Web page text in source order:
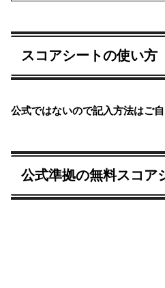
スコアシートの使い方
公式ではないので記入方法はご自
公式準拠の無料スコア